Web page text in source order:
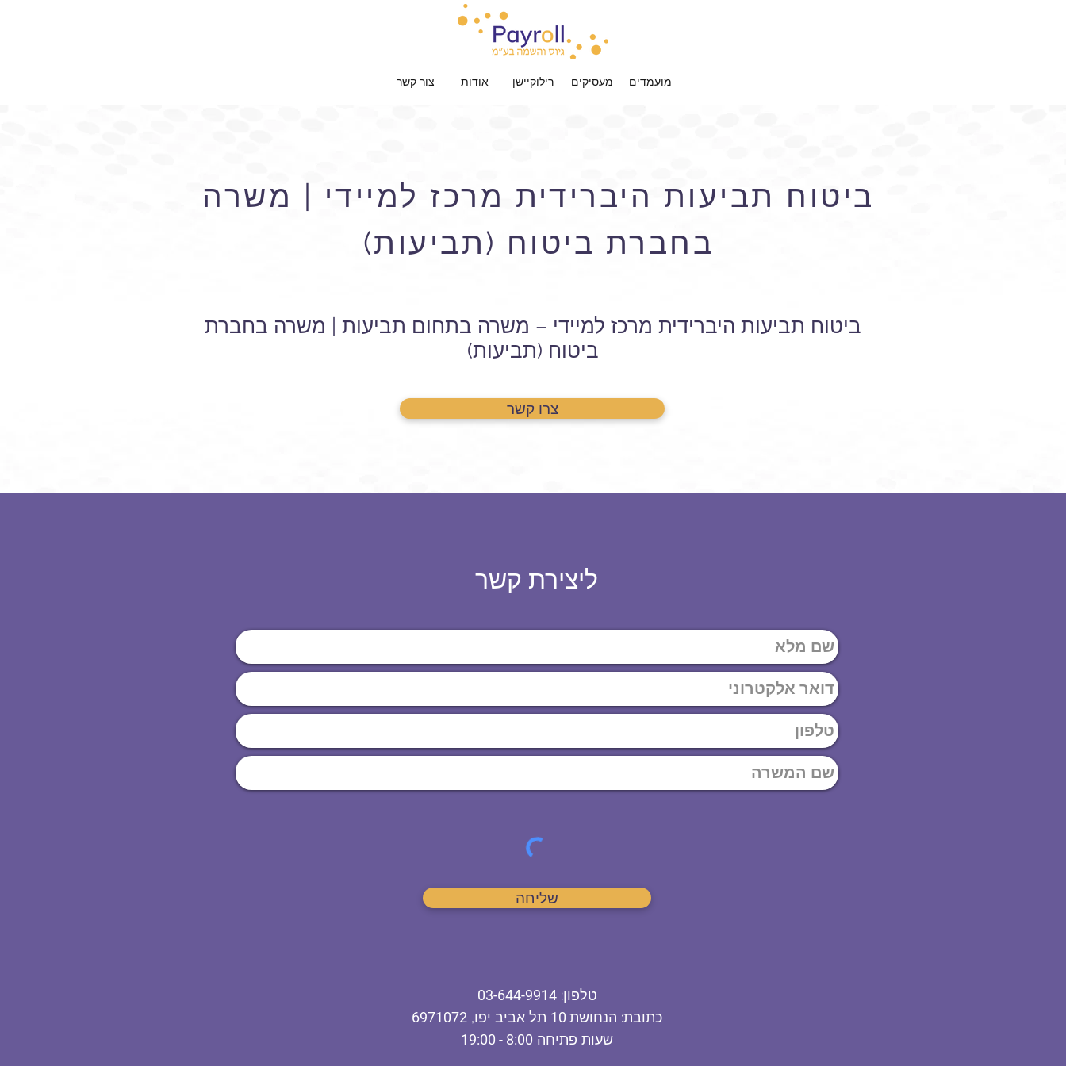
מועמדים מעסיקים רילוקיישן אודות צור קשר
ביטוח תביעות היברידית מרכז למיידי | משרה
בחברת ביטוח (תביעות)
ביטוח תביעות היברידית מרכז למיידי – משרה בתחום תביעות | משרה בחברת
ביטוח (תביעות)
צרו קשר
ליצירת קשר
טלפון:
03-644-9914
כתובת: הנחושת תל אביב יפו, 6971072
שעות פתיחה 8:00 - 19:00
שליחה